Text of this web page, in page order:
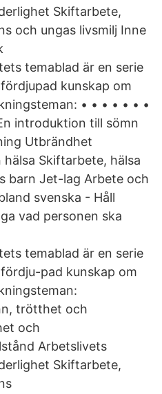
Skiftarbete,
och ungas livsmilj Inne
temablad är en serie
kunskap om
• • • • • • •
introduktion till sömn
Utbrändhet
Skiftarbete, hälsa
barn Jet-lag Arbete och
svenska - Håll
vad personen ska
temablad är en serie
pad kunskap om
trötthet och
och
Arbetslivets
Skiftarbete,